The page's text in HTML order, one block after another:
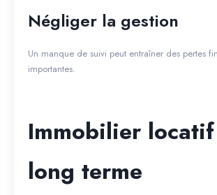
Négliger la gestion
Un manque de suivi peut entraîner des pertes
importantes.
Immobilier
long terme